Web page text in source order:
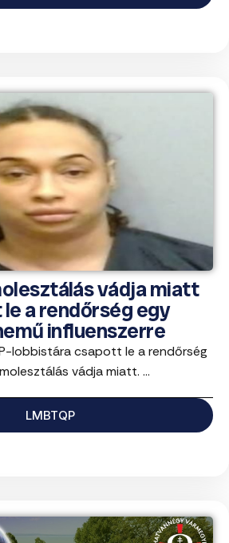
vádja miatt
a rendőrség egy
influenszerre
lobbistára csapott le a rendőrség
vádja miatt. ...
LMBTQP